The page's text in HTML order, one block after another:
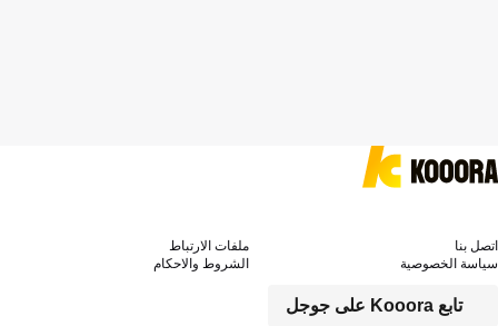
تابع Kooora على جوجل
اتصل بنا
ملفات الارتباط
سياسة الخصوصية
الشروط والاحكام